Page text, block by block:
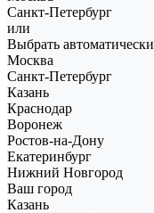
Санкт-Петербург
или
Выбрать автоматически
Москва
Санкт-Петербург
Казань
Краснодар
Воронеж
Ростов-на-Дону
Екатеринбург
Нижний Новгород
Ваш город
Казань